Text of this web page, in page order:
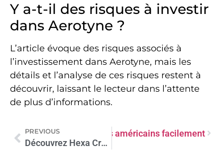
Y a-t-il des risques à investir
dans Aerotyne ?
L’article évoque des risques associés à
l’investissement dans Aerotyne, mais les
détails et l’analyse de ces risques restent à
découvrir, laissant le lecteur dans l’attente
de plus d’informations.
PREVIOUS
Découvrez Hexa Crypto : une Révolution dans les Cryptomonnaies
échanger BTC en dollars américains facilement